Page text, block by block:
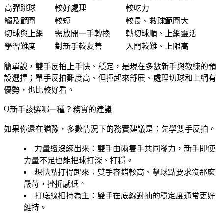
高彈跳球
較好處理
較吃力
觸及範圍
較短
較長、救球範圍大
切球與上網
需放開一手轉換
轉切球順、上網靈活
學習難度
對新手較友善 入門較難、上限高
簡單說，雙手反拍上手快、穩定，是現在多數新手與教練的預
設選擇；單手反拍難度高、但揮起來舒展、處理切球和上網有
優勢，也比較好看。
新手該選哪一種？務實的建議
如果你還在猶豫，多數情況下的務實建議是： 先學雙手反拍。
力量還沒練出來 ：雙手由兩隻手共同發力，新手即使
力量不足也能把球打深、打穩。
想快點打得起來 ：雙手容錯較高、擊球點要求沒那麼
嚴苛，挫折感低。
打底線相持為主 ：雙手在底線對抽的穩定度通常更好
維持。